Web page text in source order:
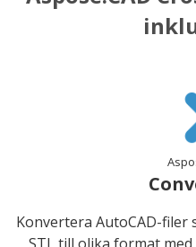
Konvertera AutoCAD-filer